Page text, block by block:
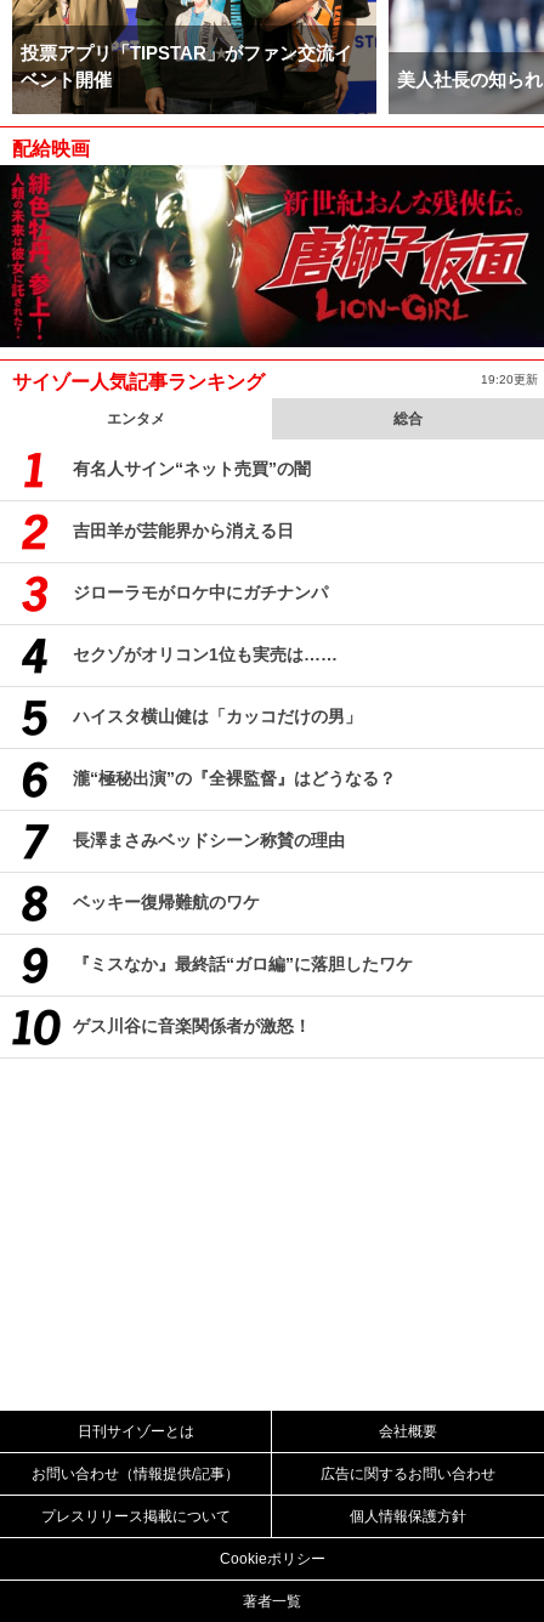
投票アプリ「TIPSTAR」がファン交流イ
ベント開催
美人社長の知ら
配給映画
サイゾー人気記事ランキング 19:20更新
エンタメ 総合
有名人サイン“ネット売買”の闇
吉田羊が芸能界から消える日
ジローラモがロケ中にガチナンパ
セクゾがオリコン1位も実売は……
ハイスタ横山健は「カッコだけの男」
瀧“極秘出演”の『全裸監督』はどうなる？
長澤まさみベッドシーン称賛の理由
ベッキー復帰難航のワケ
『ミスなか』最終話“ガロ編”に落胆したワケ
ゲス川谷に音楽関係者が激怒！
日刊サイゾーとは 会社概要
お問い合わせ（情報提供/記事） 広告に関するお問い合わせ
プレスリリース掲載について 個人情報保護方針
Cookieポリシー
著者一覧